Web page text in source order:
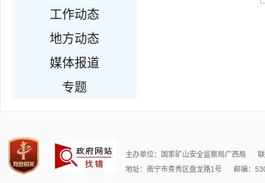
工作动态
地方动态
媒体报道
专题
主办单位：国家矿山安全监察局广西局
地址：南宁市青秀区盘龙路1号
邮编：